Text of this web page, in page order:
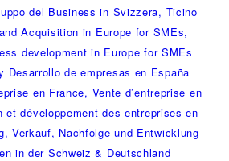
del Business in Svizzera, Ticino
Acquisition in Europe for SMEs,
development in Europe for SMEs
Desarrollo de empresas en España
en France, Vente d’entreprise en
et développement des entreprises en
Verkauf, Nachfolge und Entwicklung
in der Schweiz & Deutschland